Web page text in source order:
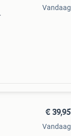
Vandaag
€ 39,95
Vandaag